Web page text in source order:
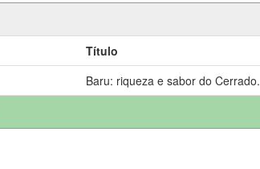
Título
Baru: riqueza e sabor do Cerrado.